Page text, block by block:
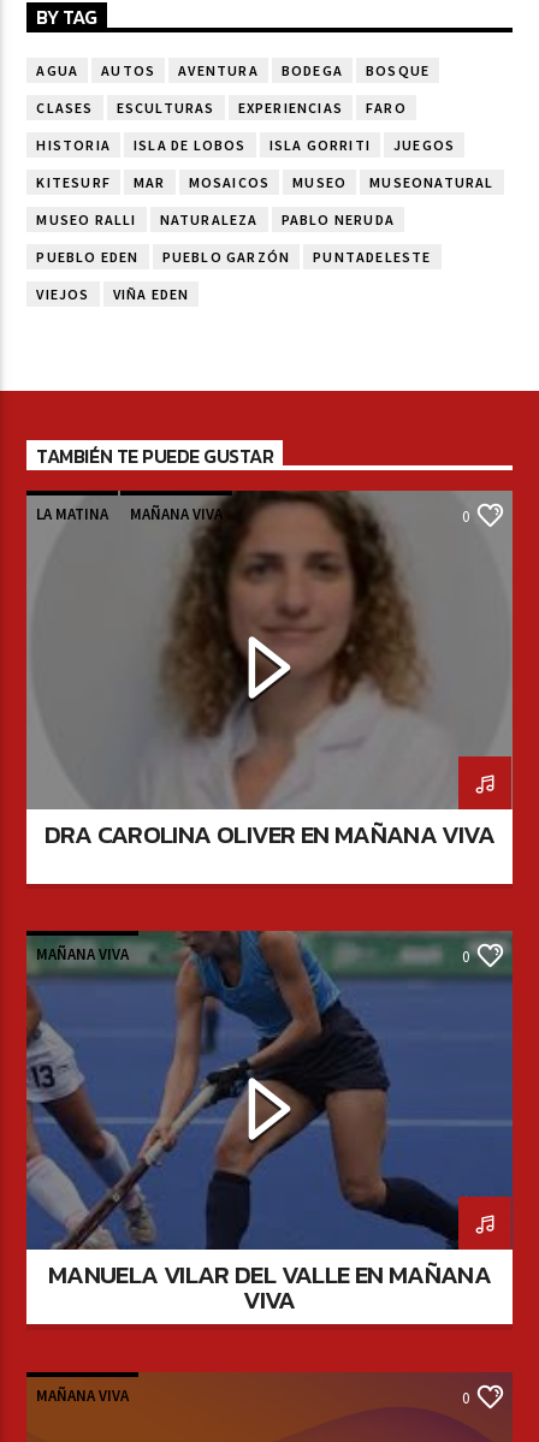
BY TAG
AGUA AUTOS AVENTURA BODEGA BOSQUE
CLASES ESCULTURAS EXPERIENCIAS FARO
HISTORIA ISLA DE LOBOS ISLA GORRITI JUEGOS
KITESURF MAR MOSAICOS MUSEO MUSEONATURAL
MUSEO RALLI NATURALEZA PABLO NERUDA
PUEBLO EDEN PUEBLO GARZÓN PUNTADELESTE
VIEJOS VIÑA EDEN
TAMBIÉN TE PUEDE GUSTAR
LA MATINA MAÑANA VIVA 0
DRA CAROLINA OLIVER EN MAÑANA VIVA
MAÑANA VIVA 0
MANUELA VILAR DEL VALLE EN MAÑANA
VIVA
MAÑANA VIVA 0